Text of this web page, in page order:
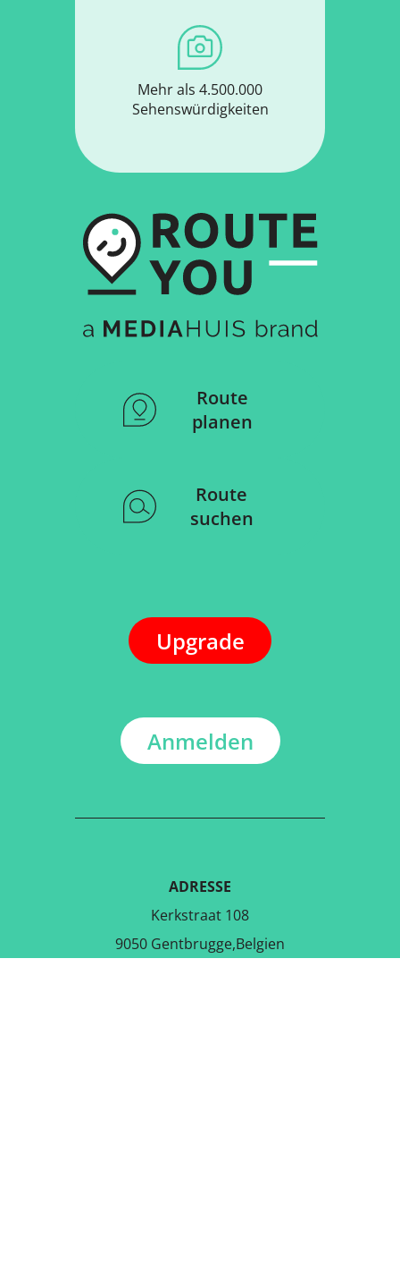
Mehr als 4.500.000
Sehenswürdigkeiten
Route
planen
Route
suchen
Upgrade
Anmelden
ADRESSE
Kerkstraat 108
9050 Gentbrugge,Belgien